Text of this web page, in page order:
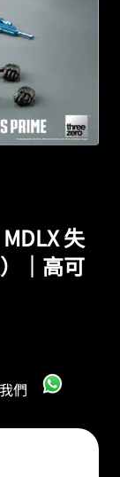
失
｜高可
們